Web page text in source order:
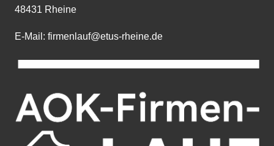
48431 Rheine
E-Mail: firmenlauf@etus-rheine.de